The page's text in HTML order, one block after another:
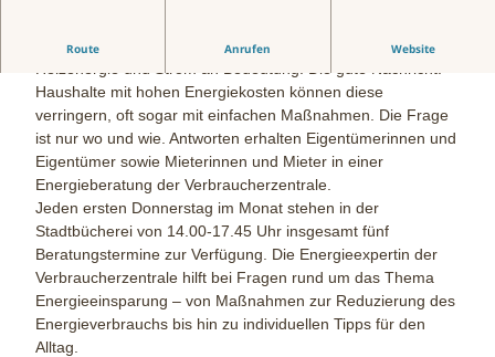
Route Anrufen Website
Energiesparen gewinnt mit zunehmenden Preisen für
Haushalte mit hohen Energiekosten können diese
verringern, oft sogar mit einfachen Maßnahmen. Die Frage
ist nur wo und wie. Antworten erhalten Eigentümerinnen und
Eigentümer sowie Mieterinnen und Mieter in einer
Energieberatung der Verbraucherzentrale.
Jeden ersten Donnerstag im Monat stehen in der
Stadtbücherei von 14.00-17.45 Uhr insgesamt fünf
Beratungstermine zur Verfügung. Die Energieexpertin der
Verbraucherzentrale hilft bei Fragen rund um das Thema
Energieeinsparung – von Maßnahmen zur Reduzierung des
Energieverbrauchs bis hin zu individuellen Tipps für den
Alltag.